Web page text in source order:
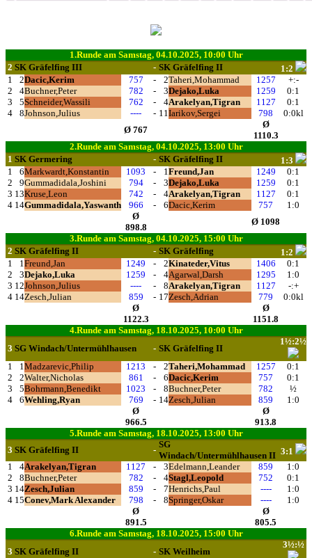
1.Runde am Samstag, 04.10.2025, 10:00 Uhr
2 SK Gräfelfing III - SK Gräfelfing II
1:2
1
2Dacic,Kerim 757 - 2Taheri,Mohammad 1257
+:-
2
4Buchner,Peter 782 - 3Dejako,Luka 1259
0:1
3
5Schneider,Wassili 762 - 4Arakelyan,Tigran 1127
0:1
4
8Johnson,Julius ---- - 11Iarikov,Sergei 798
0:0kl
Ø 767
Ø
1110.3
2.Runde am Samstag, 04.10.2025, 13:00 Uhr
1 SK Germering - SK Gräfelfing II
1:3
1
6Markwardt,Konstantin 1093 - 1Freund,Jan 1249
0:1
2
9Gummadidala,Joshini 794 - 3Dejako,Luka 1259
0:1
3 13Kruse,Leon 742 - 4Arakelyan,Tigran 1127
0:1
4 14Gummadidala,Yaswanth 966 - 6Dacic,Kerim 757
1:0
Ø
898.8
Ø 1098
3.Runde am Samstag, 04.10.2025, 15:00 Uhr
2 SK Gräfelfing II - SK Gräfelfing
1:2
1
1Freund,Jan 1249 - 2Kinateder,Vitus 1406
0:1
2
3Dejako,Luka 1259 - 4Agarwal,Darsh 1295
1:0
3 12Johnson,Julius ---- - 8Arakelyan,Tigran 1127
-:+
4 14Zesch,Julian 859 - 17Zesch,Adrian 779
0:0kl
Ø
1122.3
Ø
1151.8
4.Runde am Samstag, 18.10.2025, 10:00 Uhr
3 SG Windach/Untermühlhausen - SK Gräfelfing II
1½:2½
1 1Madzarevic,Philip 1213 - 2Taheri,Mohammad 1257
0:1
2
2Walter,Nicholas 861 - 6Dacic,Kerim 757
0:1
3
5Bohrmann,Benedikt 1023 - 8Buchner,Peter 782
½
4
6Wehling,Ryan 769 - 14Zesch,Julian 859
1:0
Ø
966.5
Ø
913.8
5.Runde am Samstag, 18.10.2025, 13:00 Uhr
3 SK Gräfelfing II -
SG
Windach/Untermühlhausen II 3:1
1
4Arakelyan,Tigran 1127 - 3Edelmann,Leander 859
1:0
2
8Buchner,Peter 782 - 4Stagl,Leopold 752
0:1
3 14Zesch,Julian 859 - 7Henrichs,Paul ----
1:0
4 15Conev,Mark Alexander 798 - 8Springer,Oskar ----
1:0
Ø
891.5
Ø
805.5
6.Runde am Samstag, 18.10.2025, 15:00 Uhr
3 SK Gräfelfing II - SK Weilheim
3½:½